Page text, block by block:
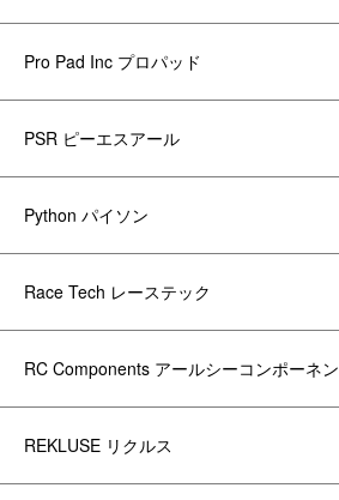
Pro Pad Inc プロパッド
PSR ピーエスアール
Python パイソン
Race Tech レーステック
RC Components アールシーコンポーネ
REKLUSE リクルス